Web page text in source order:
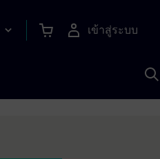
เข้าสู่ระบบ